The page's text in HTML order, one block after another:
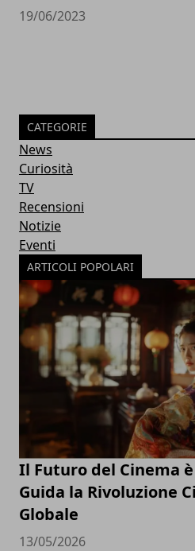
19/06/2023
CATEGORIE
News
Curiosità
TV
Recensioni
Notizie
Eventi
ARTICOLI POPOLARI
Il Futuro del Cinema
Guida la Rivoluzione
Globale
13/05/2026